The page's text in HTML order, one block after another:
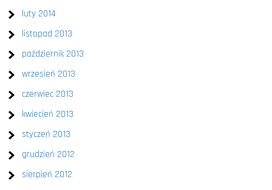
luty 2014
listopad 2013
październik 2013
wrzesień 2013
czerwiec 2013
kwiecień 2013
styczeń 2013
grudzień 2012
sierpień 2012